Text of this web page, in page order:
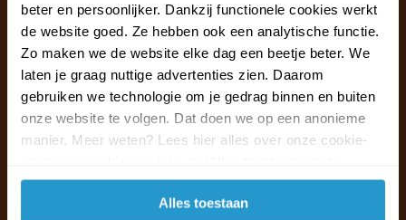
beter en persoonlijker. Dankzij functionele cookies werkt
de website goed. Ze hebben ook een analytische functie.
Zo maken we de website elke dag een beetje beter. We
laten je graag nuttige advertenties zien. Daarom
gebruiken we technologie om je gedrag binnen en buiten
onze website te volgen. Dat doen we op een anonieme
manier. Meer weten? Lees hier alles over onze cookie-
accepteren.
Alles toestaan
Klantenservice & FAQ
Wij staan voor u klaar.
Ma t/m vr van 09:30 - 16:00 telefonisch
+31 (0)13 785 62 41
Naar de klantenservice & FAQ